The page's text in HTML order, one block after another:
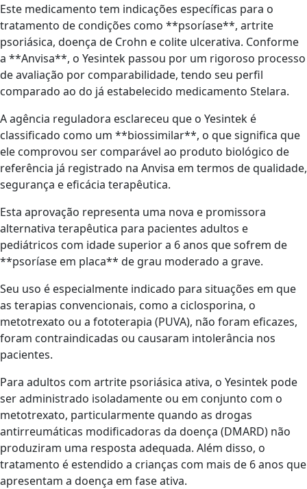
Este medicamento tem indicações específicas para o
tratamento de condições como **psoríase**, artrite
psoriásica, doença de Crohn e colite ulcerativa. Conforme
a **Anvisa**, o Yesintek passou por um rigoroso processo
de avaliação por comparabilidade, tendo seu perfil
comparado ao do já estabelecido medicamento Stelara.
A agência reguladora esclareceu que o Yesintek é
classificado como um **biossimilar**, o que significa que
ele comprovou ser comparável ao produto biológico de
referência já registrado na Anvisa em termos de qualidade,
segurança e eficácia terapêutica.
Esta aprovação representa uma nova e promissora
alternativa terapêutica para pacientes adultos e
pediátricos com idade superior a 6 anos que sofrem de
**psoríase em placa** de grau moderado a grave.
Seu uso é especialmente indicado para situações em que
as terapias convencionais, como a ciclosporina, o
metotrexato ou a fototerapia (PUVA), não foram eficazes,
foram contraindicadas ou causaram intolerância nos
pacientes.
Para adultos com artrite psoriásica ativa, o Yesintek pode
ser administrado isoladamente ou em conjunto com o
metotrexato, particularmente quando as drogas
antirreumáticas modificadoras da doença (DMARD) não
produziram uma resposta adequada. Além disso, o
tratamento é estendido a crianças com mais de 6 anos que
apresentam a doença em fase ativa.